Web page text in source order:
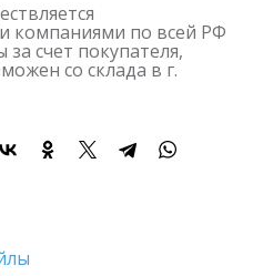
компаниями по всей РФ
за счет покупателя,
со склада в г.